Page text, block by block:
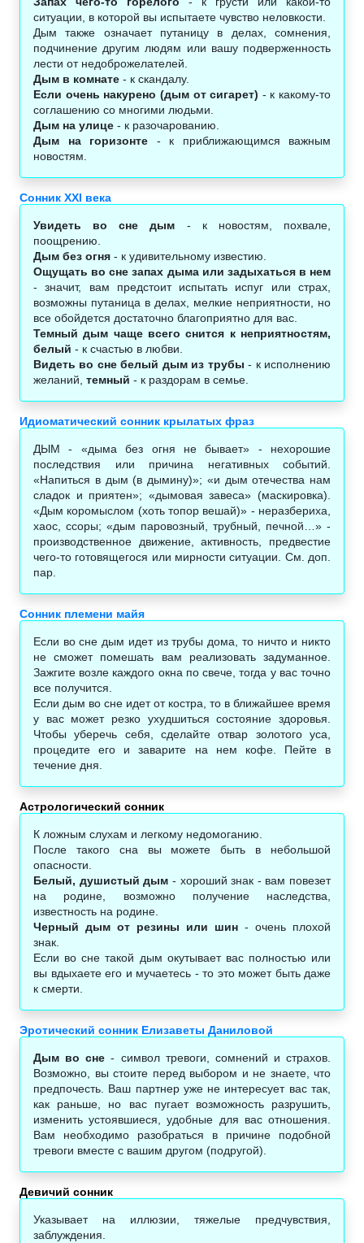
ситуации, в которой вы испытаете чувство неловкости.
Дым также означает путаницу в делах, сомнения,
подчинение другим людям или вашу подверженность
лести от недоброжелателей.
Дым в комнате - к скандалу.
Если очень накурено (дым от сигарет) - к какому-то
соглашению со многими людьми.
Дым на улице - к разочарованию.
Дым на горизонте - к приближающимся важным
новостям.
Сонник XXI века
Увидеть во сне дым - к новостям, похвале,
поощрению.
Дым без огня - к удивительному известию.
Ощущать во сне запах дыма или задыхаться в нем
- значит, вам предстоит испытать испуг или страх,
возможны путаница в делах, мелкие неприятности, но
все обойдется достаточно благоприятно для вас.
Темный дым чаще всего снится к неприятностям,
белый - к счастью в любви.
Видеть во сне белый дым из трубы - к исполнению
желаний, темный - к раздорам в семье.
Идиоматический сонник крылатых фраз
ДЫМ - «дыма без огня не бывает» - нехорошие
последствия или причина негативных событий.
«Напиться в дым (в дымину)»; «и дым отечества нам
сладок и приятен»; «дымовая завеса» (маскировка).
«Дым коромыслом (хоть топор вешай)» - неразбериха,
хаос, ссоры; «дым паровозный, трубный, печной…» -
производственное движение, активность, предвестие
чего-то готовящегося или мирности ситуации. См. доп.
пар.
Сонник племени майя‎
Если во сне дым идет из трубы дома, то ничто и никто
не сможет помешать вам реализовать задуманное.
Зажгите возле каждого окна по свече, тогда у вас точно
все получится.
Если дым во сне идет от костра, то в ближайшее время
у вас может резко ухудшиться состояние здоровья.
Чтобы уберечь себя, сделайте отвар золотого уса,
процедите его и заварите на нем кофе. Пейте в
течение дня.
Астрологический сонник‎
К ложным слухам и легкому недомоганию.
После такого сна вы можете быть в небольшой
опасности.
Белый, душистый дым - хороший знак - вам повезет
на родине, возможно получение наследства,
известность на родине.
Черный дым от резины или шин - очень плохой
знак.
Если во сне такой дым окутывает вас полностью или
вы вдыхаете его и мучаетесь - то это может быть даже
к смерти.
Эротический сонник Елизаветы Даниловой
Дым во сне - символ тревоги, сомнений и страхов.
Возможно, вы стоите перед выбором и не знаете, что
предпочесть. Ваш партнер уже не интересует вас так,
как раньше, но вас пугает возможность разрушить,
изменить устоявшиеся, удобные для вас отношения.
Вам необходимо разобраться в причине подобной
тревоги вместе с вашим другом (подругой).
Девичий сонник
Указывает на иллюзии, тяжелые предчувствия,
заблуждения.